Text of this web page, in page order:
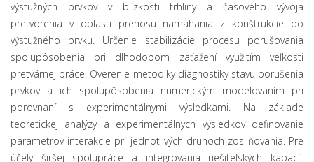
výstužných prvkov v blízkosti trhliny a časového vývoja
pretvorenia v oblasti prenosu namáhania z konštrukcie do
výstužného prvku. Určenie stabilizácie procesu porušovania
spolupôsobenia pri dlhodobom zaťažení využitím veľkosti
pretvárnej práce. Overenie metodiky diagnostiky stavu porušenia
prvkov a ich spolupôsobenia numerickým modelovaním pri
porovnaní s experimentálnymi výsledkami. Na základe
teoretickej analýzy a experimentálnych výsledkov definovanie
parametrov interakcie pri jednotlivých druhoch zosilňovania. Pre
účely širšej spolupráce a integrovania riešiteľských kapacít